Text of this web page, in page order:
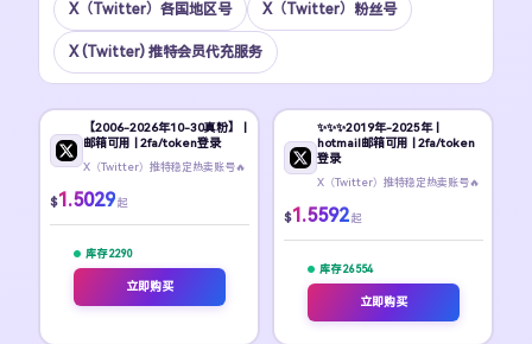
X（Twitter）各国地区号 X（Twitter）粉丝号
X (Twitter) 推特会员代充服务
【2006-2026年10-30真粉】 |
邮箱可用 | 2fa/token登录
X（Twitter）推特稳定热卖账号🔥
$1.5029 起
库存 2290
立即购买
✨️✨️✨️2019年-2025年 |
hotmail邮箱可用 | 2fa/token
登录
X（Twitter）推特稳定热卖账号🔥
$1.5592 起
库存 26554
立即购买